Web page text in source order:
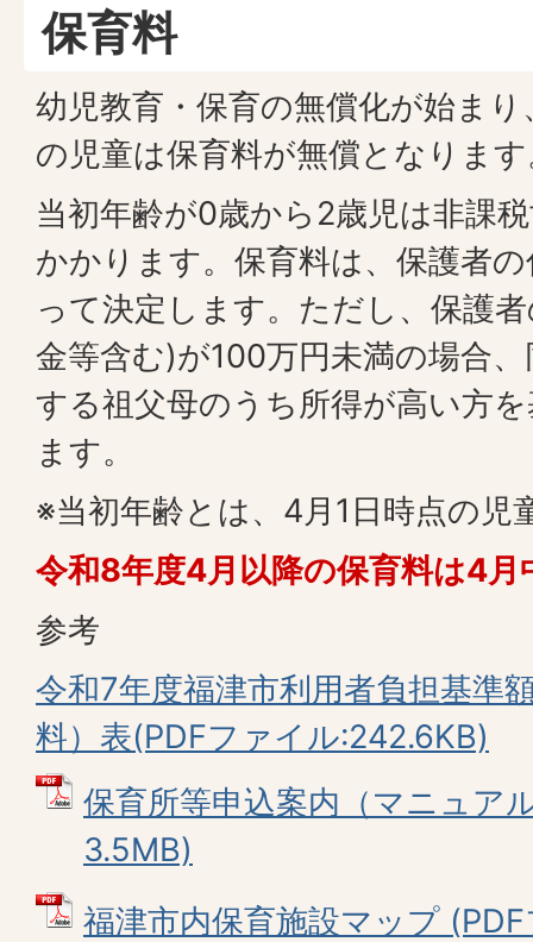
保育料
幼児教育・保育の無償化が始ま
の児童は保育料が無償となりま
当初年齢が0歳から2歳児は非課
かかります。保育料は、保護者
って決定します。ただし、保護
金等含む)が100万円未満の場合
する祖父母のうち所得が高い方
ます。
※当初年齢とは、4月1日時点の児
令和8年度4月以降の保育料は4月
参考
令和7年度福津市利用者負担基準
料）表(PDFファイル:242.6KB)
保育所等申込案内（マニュア
3.5MB)
福津市内保育施設マップ